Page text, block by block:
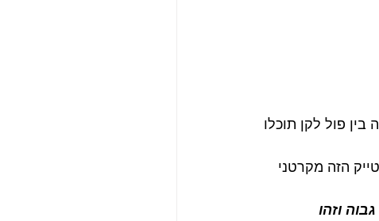
המשך השיחה בין פול לקן תוכלו
הזה מקרטני
וזהו